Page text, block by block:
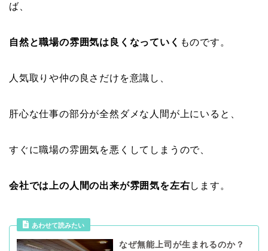
ば、
自然と職場の雰囲気は良くなっていく ものです。
人気取りや仲の良さだけを意識し、
肝心な仕事の部分が全然ダメな人間が上にいると、
すぐに職場の雰囲気を悪くしてしまうので、
会社では上の人間の出来が雰囲気を左右します。
あわせて読みたい
なぜ無能上司が生まれるのか？